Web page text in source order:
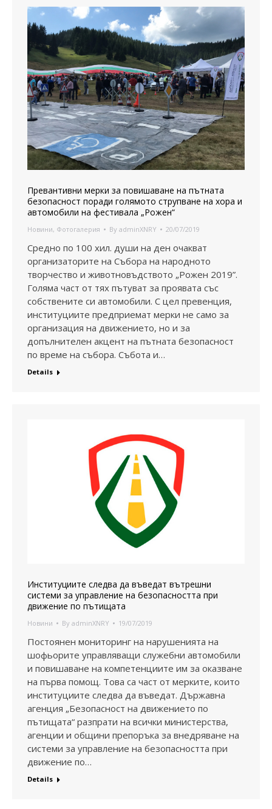
Превантивни мерки за повишаване на пътната
безопасност поради голямото струпване на хора и
автомобили на фестивала „Рожен“
Новини, Фотогалерия By adminXNRY 20/07/2019
Средно по 100 хил. души на ден очакват
организаторите на Събора на народното
творчество и животновъдството „Рожен 2019”.
Голяма част от тях пътуват за проявата със
собствените си автомобили. С цел превенция,
институциите предприемат мерки не само за
организация на движението, но и за
допълнителен акцент на пътната безопасност
по време на събора. Събота и…
Details
Институциите следва да въведат вътрешни
системи за управление на безопасността при
движение по пътищата
Новини By adminXNRY 19/07/2019
Постоянен мониторинг на нарушенията на
шофьорите управляващи служебни автомобили
и повишаване на компетенциите им за оказване
на първа помощ. Това са част от мерките, които
институциите следва да въведат. Държавна
агенция „Безопасност на движението по
пътищата“ разпрати на всички министерства,
агенции и общини препоръка за внедряване на
системи за управление на безопасността при
движение по…
Details